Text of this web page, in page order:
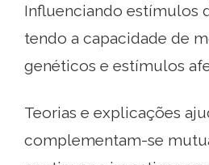
Influenciando estímulos
tendo a capacidade de
genéticos e estímulos
Teorias e explicações
complementam-se